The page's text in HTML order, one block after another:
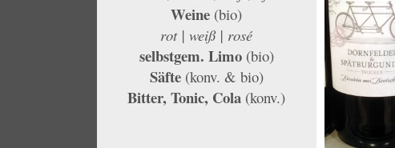
Weine (bio)
rot | weiß | rosé
selbstgem. Limo (bio)
Säfte (konv. & bio)
Bitter, Tonic, Cola (konv.)